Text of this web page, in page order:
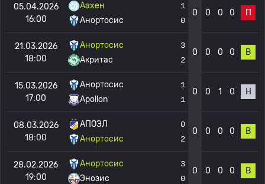
05.04.2026
16:00
Аахен
Анортосис
1
0
0 0 0 0 П
21.03.2026
18:00
Анортосис
Акритас
3
2
0 0 0 0 В
15.03.2026
17:00
Анортосис
Apollon
1
1
0 0 1 0 Н
08.03.2026
18:00
АПОЭЛ
Анортосис
0
2
0 0 0 0 В
28.02.2026
19:00
Анортосис
Энозис
3
0
0 0 0 0 В